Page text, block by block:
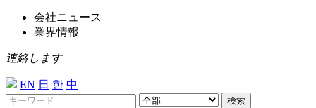
会社ニュース
業界情報
連絡します
EN 日 한 中
検索